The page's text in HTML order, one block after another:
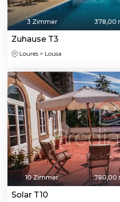
3 Zimmer 378,00
Zuhause T3
Loures > Lousa
10 Zimmer 780,00
Solar T10